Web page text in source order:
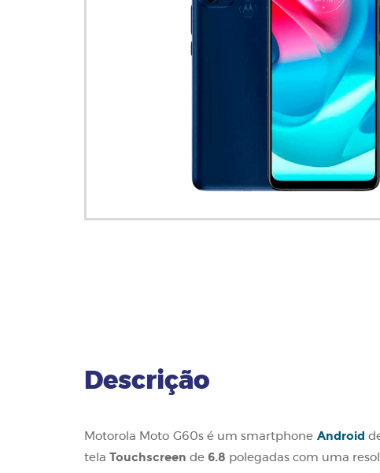
Descrição
Motorola Moto G60s é um smartphone Android
tela Touchscreen de 6.8 polegadas com uma